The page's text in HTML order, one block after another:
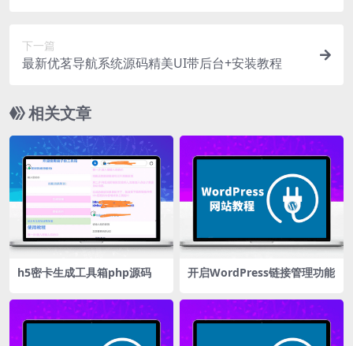
下一篇
最新优茗导航系统源码精美UI带后台+安装教程
相关文章
h5密卡生成工具箱php源码 开启WordPress链接管理功能